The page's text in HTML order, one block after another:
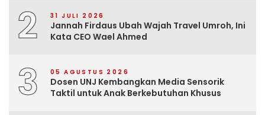
2 31 JULI 2026
Jannah Firdaus Ubah Wajah Travel Umroh, Ini
Kata CEO Wael Ahmed
3 05 AGUSTUS 2026
Dosen UNJ Kembangkan Media Sensorik
Taktil untuk Anak Berkebutuhan Khusus